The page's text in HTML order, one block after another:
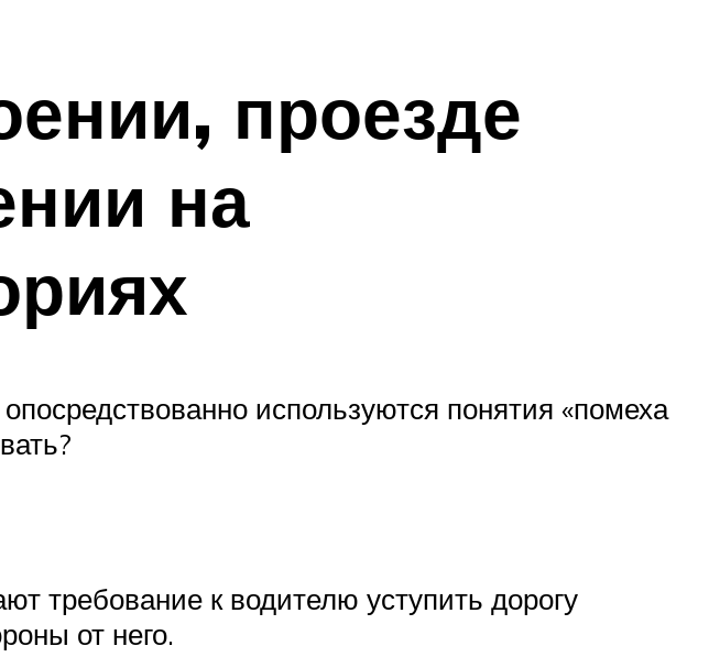
проезде
на
используются понятия «помеха
требование к водителю уступить дорогу
от него.